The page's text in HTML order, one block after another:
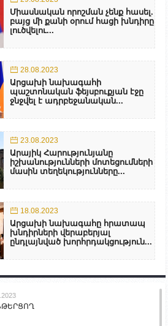
Միասնական որոշման չենք հասել.
բայց մի քանի օրում հացի խնդիրը
լուծվելու...
28.08.2023
Արցախի նախագահի
պաշտոնական ֆեյսբուքյան էջը
ջնջվել է ադրբեջանական...
23.08.2023
Արայիկ Հարությունյանը
իշխանությունների մոտեցումների
մասին տեղեկությունները...
18.08.2023
Արցախի նախագահը հրատապ
խնդիրների վերաբերյալ
ընդլայնված խորհրդակցություն...